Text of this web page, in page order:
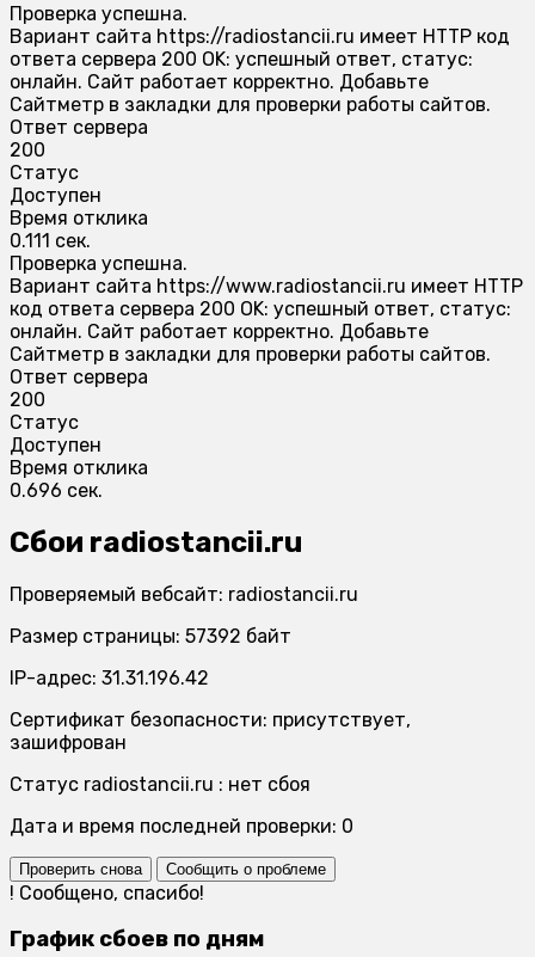
Проверка успешна.
Вариант сайта https://radiostancii.ru имеет HTTP код
ответа сервера 200 OK: успешный ответ, статус:
онлайн. Сайт работает корректно. Добавьте
Сайтметр в закладки для проверки работы сайтов.
Ответ сервера
200
Статус
Доступен
Время отклика
0.111 сек.
Проверка успешна.
Вариант сайта https://www.radiostancii.ru имеет HTTP
код ответа сервера 200 OK: успешный ответ, статус:
онлайн. Сайт работает корректно. Добавьте
Сайтметр в закладки для проверки работы сайтов.
Ответ сервера
200
Статус
Доступен
Время отклика
0.696 сек.
Сбои radiostancii.ru
Проверяемый вебсайт: radiostancii.ru
Размер страницы: 57392 байт
IP-адрес: 31.31.196.42
Сертификат безопасности: присутствует,
зашифрован
Статус radiostancii.ru : нет сбоя
Дата и время последней проверки: 0
Проверить снова Сообщить о проблеме
! Сообщено, спасибо!
График сбоев по дням